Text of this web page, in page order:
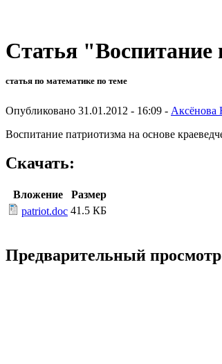
Статья "Воспитание
статья по математике по теме
Опубликовано 31.01.2012 - 16:09 - Аксёнова
Воспитание патриотизма на основе
Скачать:
Вложение
Размер
patriot.doc 41.5 КБ
Предварительный